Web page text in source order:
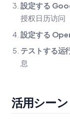
設定する
授权日历访问
設定する
テストする运
息
活用シーン